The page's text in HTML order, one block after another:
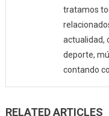
tratamos
actualidad,
deporte,
contando
RELATED ARTICLES